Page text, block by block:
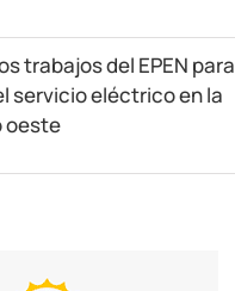
trabajos del EPEN para
servicio eléctrico en la
oeste